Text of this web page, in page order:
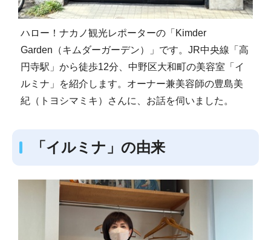
ハロー！ナカノ観光レポーターの「Kimder
Garden（キムダーガーデン）」です。JR中央線「高
円寺駅」から徒歩12分、中野区大和町の美容室「イ
ルミナ」を紹介します。オーナー兼美容師の豊島美
紀（トヨシマミキ）さんに、お話を伺いました。
「イルミナ」の由来